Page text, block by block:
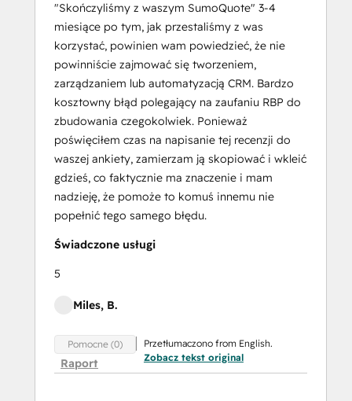
"Skończyliśmy z waszym SumoQuote" 3-4
miesiące po tym, jak przestaliśmy z was
korzystać, powinien wam powiedzieć, że nie
powinniście zajmować się tworzeniem,
zarządzaniem lub automatyzacją CRM. Bardzo
kosztowny błąd polegający na zaufaniu RBP do
zbudowania czegokolwiek. Ponieważ
poświęciłem czas na napisanie tej recenzji do
waszej ankiety, zamierzam ją skopiować i wkleić
gdzieś, co faktycznie ma znaczenie i mam
nadzieję, że pomoże to komuś innemu nie
popełnić tego samego błędu.
Świadczone usługi
5
Miles, B.
Pomocne (0)
Raport
Przetłumaczono from English.
Zobacz tekst original